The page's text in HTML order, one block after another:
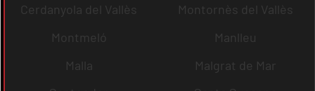
Cerdanyola del Vallès
Montornès del Vallès
Montmeló
Manlleu
Malla
Malgrat de Mar